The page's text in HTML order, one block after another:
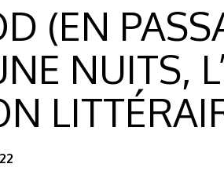
(EN
NUITS,